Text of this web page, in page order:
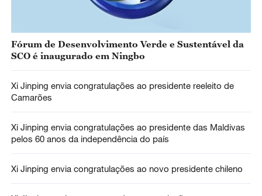
Fórum de Desenvolvimento Verde e Sustentável da
SCO é inaugurado em Ningbo
Xi Jinping envia congratulações ao presidente reeleito de
Camarões
Xi Jinping envia congratulações ao presidente das Maldivas
pelos 60 anos da independência do país
Xi Jinping envia congratulações ao novo presidente chileno